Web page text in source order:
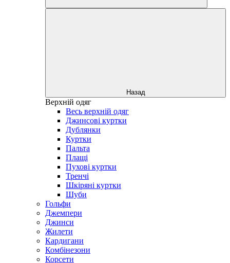
Назад
Верхній одяг
Весь верхній одяг
Джинсові куртки
Дублянки
Куртки
Пальта
Плащі
Пухові куртки
Тренчі
Шкіряні куртки
Шуби
Гольфи
Джемпери
Джинси
Жилети
Кардигани
Комбінезони
Корсети